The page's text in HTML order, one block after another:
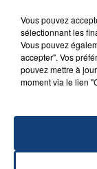
Vous pouvez
sélectionnant les
Vous pouvez
accepter". Vos
pouvez mettre à
moment via le lien